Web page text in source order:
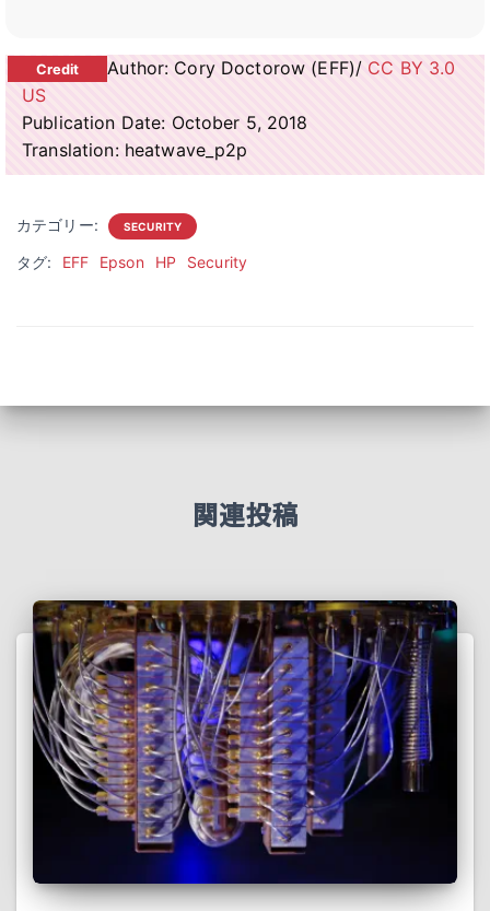
Author: Cory Doctorow (EFF)/ CC BY 3.0
US
Publication Date: October 5, 2018
Translation: heatwave_p2p
カテゴリー: SECURITY
タグ: EFF Epson HP Security
関連投稿